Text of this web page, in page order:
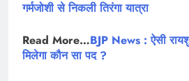
गर्मजोशी से निकली तिरंगा यात्रा
Read More…BJP News : ऐसी
मिलेगा कौन सा पद ?